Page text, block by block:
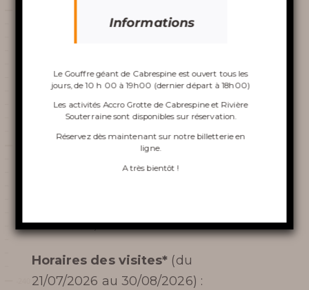
gouffre
ACCRO GROTTE DE
CABRESPINE
LA TOURNÉE INSOLITE
VINOSPÉLÉOLOGIE
Préférentiel jeune (13-17 ans) :
*(personnes en situation de handicap oucoupon de
réduction)
Horaires des visites* (du
21/07/2026 au 30/08/2026) :
Informations
Le Gouffre géant de Cabrespine est ouvert tous les
jours, de 10 h 00 à 19h00 (dernier départ à 18h00)
Les activités Accro Grotte de Cabrespine et Rivière
Souterraine sont disponibles sur réservation.
Réservez dès maintenant sur notre billetterie en
ligne.
A très bientôt !